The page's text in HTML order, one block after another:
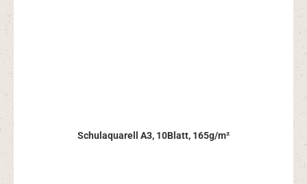
Schulaquarell A3, 10Blatt, 165g/m²